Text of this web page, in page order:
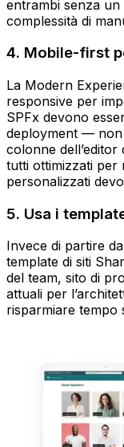
entrambi senza
complessità di
4. Mobile-first
La Modern
responsive per
SPFx devono
deployment — non
colonne
tutti ottimizzati per
personalizzati
5. Usa i
Invece di partire
template di siti
del team, sito di
attuali per
risparmiare tempo